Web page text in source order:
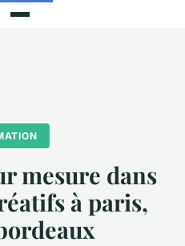
mesure dans
à paris,